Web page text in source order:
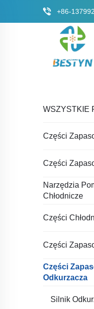
+86-
WSZYSTKIE
Części
Części
Narzędzia
Chłodnicze
Części
Części
Części
Odkurzacza
Silnik